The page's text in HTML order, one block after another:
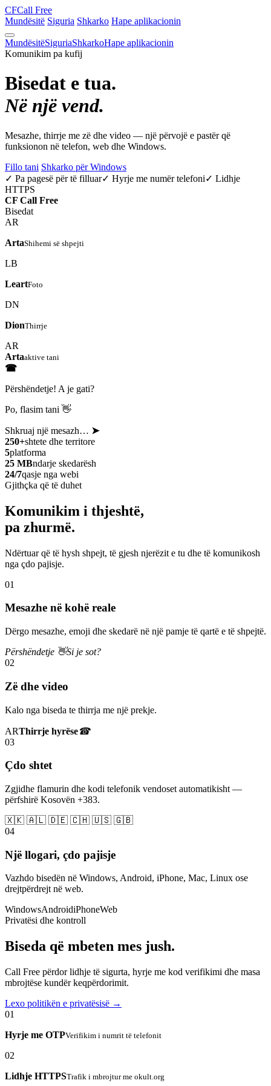
CFCall Free
Mundësitë Siguria Shkarko Hape aplikacionin
MundësitëSiguriaShkarkoHape aplikacionin
Komunikim pa kufij
Bisedat e tua.
Në një vend.
Mesazhe, thirrje me zë dhe video — një përvojë e pastër që
funksionon në telefon, web dhe Windows.
Fillo tani Shkarko për Windows
✓ Pa pagesë për të filluar✓ Hyrje me numër telefoni✓ Lidhje
HTTPS
CF Call Free
Bisedat
AR
ArtaShihemi së shpejti
LB
LeartFoto
DN
DionThirrje
AR
Artaaktive tani
☎
Përshëndetje! A je gati?
Po, flasim tani 👋
Shkruaj një mesazh… ➤
250+shtete dhe territore
5platforma
25 MBndarje skedarësh
24/7qasje nga webi
Gjithçka që të duhet
Komunikim i thjeshtë,
pa zhurmë.
Ndërtuar që të hysh shpejt, të gjesh njerëzit e tu dhe të komunikosh
nga çdo pajisje.
01
Mesazhe në kohë reale
Dërgo mesazhe, emoji dhe skedarë në një pamje të qartë e të shpejtë.
Përshëndetje 👋Si je sot?
02
Zë dhe video
Kalo nga biseda te thirrja me një prekje.
ARThirrje hyrëse☎
03
Çdo shtet
Zgjidhe flamurin dhe kodi telefonik vendoset automatikisht —
përfshirë Kosovën +383.
🇽🇰 🇦🇱 🇩🇪 🇨🇭 🇺🇸 🇬🇧
04
Një llogari, çdo pajisje
Vazhdo bisedën në Windows, Android, iPhone, Mac, Linux ose
drejtpërdrejt në web.
WindowsAndroidiPhoneWeb
Privatësi dhe kontroll
Biseda që mbeten mes jush.
Call Free përdor lidhje të sigurta, hyrje me kod verifikimi dhe masa
mbrojtëse kundër keqpërdorimit.
Lexo politikën e privatësisë →
01
Hyrje me OTPVerifikim i numrit të telefonit
02
Lidhje HTTPSTrafik i mbrojtur me okult.org